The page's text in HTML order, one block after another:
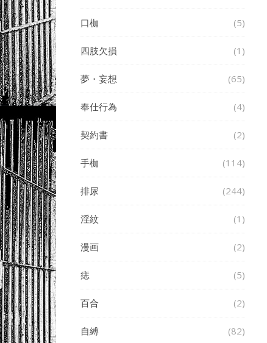
口枷 (5)
四肢欠損 (1)
夢・妄想 (65)
奉仕行為 (4)
契約書 (2)
手枷 (114)
排尿 (244)
淫紋 (1)
漫画 (2)
痣 (5)
百合 (2)
自縛 (82)